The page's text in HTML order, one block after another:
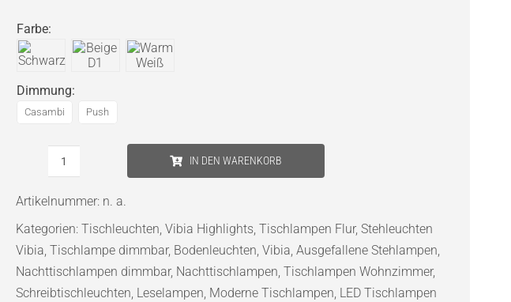
Farbe:
Dimmung:
Casambi Push
LED-
Tischleuchte
Menge
IN DEN WARENKORB
Artikelnummer: n. a.
Kategorien: Tischleuchten, Vibia Highlights, Tischlampen Flur, Stehleuchten
Vibia, Tischlampe dimmbar, Bodenleuchten, Vibia, Ausgefallene Stehlampen,
Nachttischlampen dimmbar, Nachttischlampen, Tischlampen Wohnzimmer,
Schreibtischleuchten, Leselampen, Moderne Tischlampen, LED Tischlampen